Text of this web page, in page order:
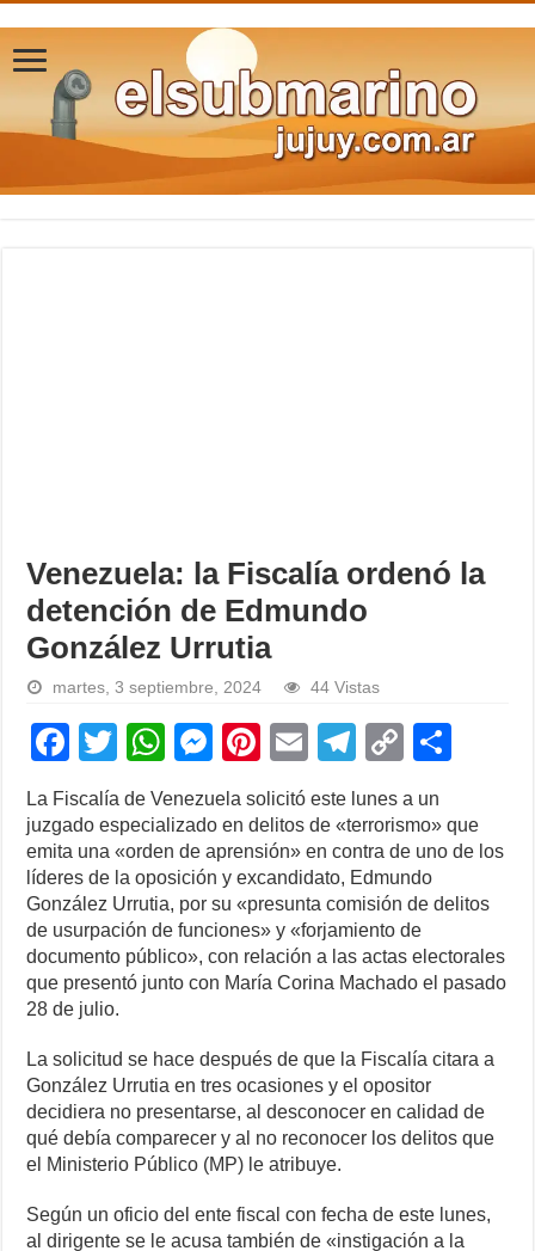
Venezuela: la Fiscalía ordenó la
detención de Edmundo
González Urrutia
martes, 3 septiembre, 2024 44 Vistas
F
c
e
b
o
o
k
T
wi
tt
er
W
at
s
A
p
p
M
e
ss
e
n
g
er
Pi
nt
er
e
st
E
ail
T
e
gr
a
m
C
p
y
Li
n
k
ar
e
La Fiscalía de Venezuela solicitó este lunes a un
juzgado especializado en delitos de «terrorismo» que
emita una «orden de aprensión» en contra de uno de los
líderes de la oposición y excandidato, Edmundo
González Urrutia, por su «presunta comisión de delitos
de usurpación de funciones» y «forjamiento de
documento público», con relación a las actas electorales
que presentó junto con María Corina Machado el pasado
28 de julio.
La solicitud se hace después de que la Fiscalía citara a
González Urrutia en tres ocasiones y el opositor
decidiera no presentarse, al desconocer en calidad de
qué debía comparecer y al no reconocer los delitos que
el Ministerio Público (MP) le atribuye.
Según un oficio del ente fiscal con fecha de este lunes,
al dirigente se le acusa también de «instigación a la